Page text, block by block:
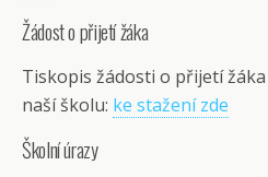
Žádost o přijetí žáka
Tiskopis žádosti o přijetí
naší školu: ke stažení zde
Školní úrazy